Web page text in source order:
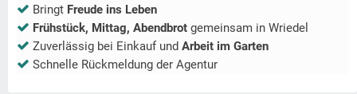
Bringt Freude ins Leben
Frühstück, Mittag, Abendbrot gemeinsam in Wriedel
Zuverlässig bei Einkauf und Arbeit im Garten
Schnelle Rückmeldung der Agentur